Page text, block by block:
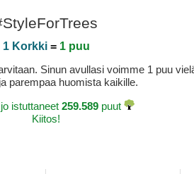
1 Korkki= 1 puu
Sinun avullasi voimme 1 puu
parempaa huomista kaikille.
istuttaneet 259.589 puut
Kiitos!